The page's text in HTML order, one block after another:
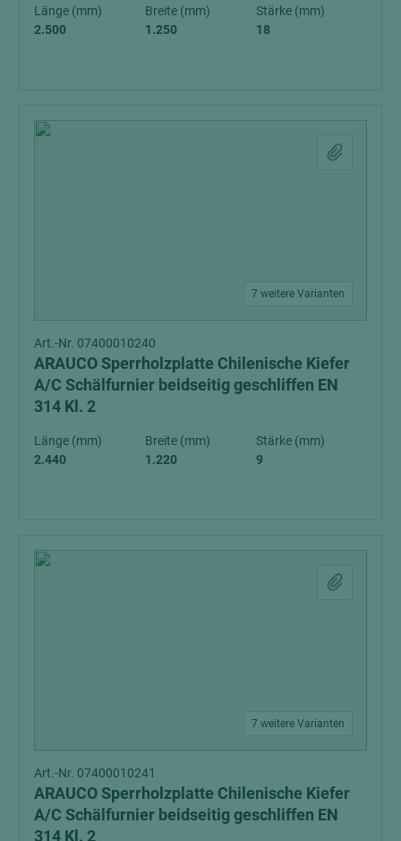
Länge (mm)
2.500
Breite (mm)
1.250
Stärke (mm)
18
7 weitere Varianten
Art.-Nr. 07400010240
ARAUCO Sperrholzplatte Chilenische Kiefer
A/C Schälfurnier beidseitig geschliffen EN
314 Kl. 2
Länge (mm)
2.440
Breite (mm)
1.220
Stärke (mm)
9
7 weitere Varianten
Art.-Nr. 07400010241
ARAUCO Sperrholzplatte Chilenische Kiefer
A/C Schälfurnier beidseitig geschliffen EN
314 Kl. 2